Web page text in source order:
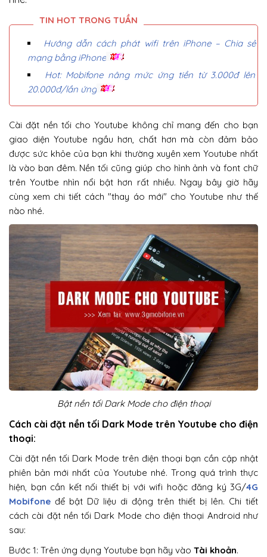
Hướng dẫn cách phát wifi trên iPhone – Chia sẻ
mạng bằng iPhone
Hot: Mobifone nâng mức ứng tiền từ 3.000đ lên
20.000đ/lần ứng
Cài đặt nền tối cho Youtube không chỉ mang đến cho bạn
giao diện Youtube ngầu hơn, chất hơn mà còn đảm bảo
được sức khỏe của bạn khi thường xuyên xem Youtube nhất
là vào ban đêm. Nền tối cũng giúp cho hình ảnh và font chữ
trên Youtbe nhìn nổi bật hơn rất nhiều. Ngay bây giờ hãy
cùng xem chi tiết cách "thay áo mới" cho Youtube như thế
nào nhé.
Bật nền tối Dark Mode cho điện thoại
Cách cài đặt nền tối Dark Mode trên Youtube cho điện
thoại:
Cài đặt nền tối Dark Mode trên điện thoại bạn cần cập nhật
phiên bản mới nhất của Youtube nhé. Trong quá trình thực
hiện, bạn cần kết nối thiết bị với wifi hoặc đăng ký 3G/4G
Mobifone để bật Dữ liệu di động trên thiết bị lên. Chi tiết
cách cài đặt nền tối Dark Mode cho điện thoại Android như
sau:
Bước 1: Trên ứng dụng Youtube bạn hãy vào Tài khoản.